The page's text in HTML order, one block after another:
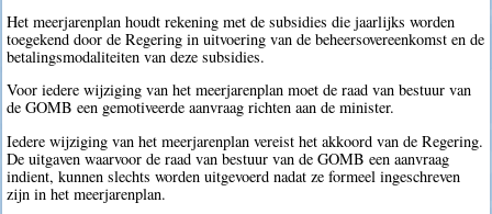
Het meerjarenplan houdt rekening met de subsidies die jaarlijks worden
toegekend door de Regering in uitvoering van de beheersovereenkomst en de
betalingsmodaliteiten van deze subsidies.
Voor iedere wijziging van het meerjarenplan moet de raad van bestuur van
de GOMB een gemotiveerde aanvraag richten aan de minister.
Iedere wijziging van het meerjarenplan vereist het akkoord van de Regering.
De uitgaven waarvoor de raad van bestuur van de GOMB een aanvraag
indient, kunnen slechts worden uitgevoerd nadat ze formeel ingeschreven
zijn in het meerjarenplan.